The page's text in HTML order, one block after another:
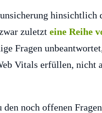
hinsichtlich
zuletzt eine Reihe
Fragen
Vitals erfüllen, nicht
den noch offenen